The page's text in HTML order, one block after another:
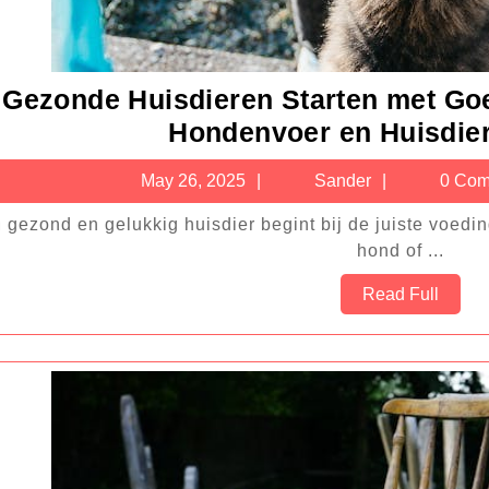
Gezonde Huisdieren Starten met
Hondenvoer en
May 26, 2025
26,
2025
Sander Sander
0
hond of ...
Read Full Read
Full